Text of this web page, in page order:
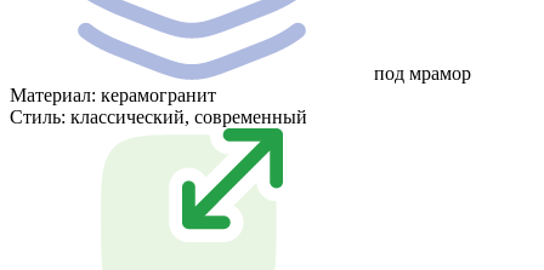
под мрамор
Материал: керамогранит
Стиль: классический, современный